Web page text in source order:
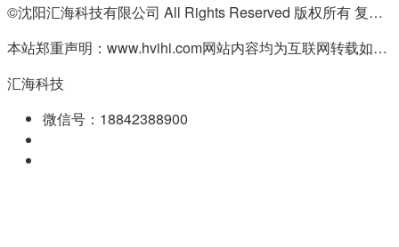
©沈阳汇海科技有限公司 All Rights Reserved 版权所有 复制必究
本站郑重声明：www.hvihi.com网站内容均为互联网转载如有侵权请联系QQ:55506560删除
汇海科技
微信号：18842388900